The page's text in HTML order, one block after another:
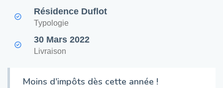
Résidence Duflot
Typologie
30 Mars 2022
Livraison
Moins d'impôts dès cette année !